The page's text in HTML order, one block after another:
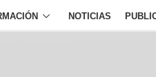
NOTICIAS